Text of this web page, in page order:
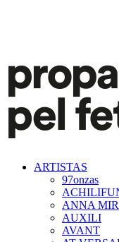
ARTISTAS
97onzas
ANNA
AUXILI
AVANT